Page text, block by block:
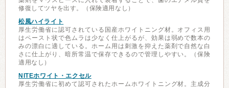
修復してツヤを出す。（保険適用なし）
松風ハイライト
厚生労働省に認可されている国産ホワイトニング材。オフィス用
はペースト状で色ムラは少なく仕上がるが、効果は弱めで数本の
みの漂白に適している。ホーム用は刺激を抑えた薬剤で自然な白
さに仕上がり、暗所常温で保存できるので管理しやすい。（保険
適用なし）
NITEホワイト・エクセル
厚生労働省に初めて認可されたホームホワイトニング材。主成分